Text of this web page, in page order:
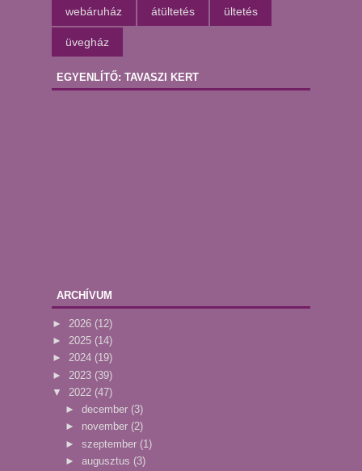
webáruház átültetés ültetés
üvegház
EGYENLÍTŐ: TAVASZI KERT
ARCHÍVUM
► 2026 (12)
► 2025 (14)
► 2024 (19)
► 2023 (39)
▼ 2022 (47)
► december (3)
► november (2)
► szeptember (1)
► augusztus (3)